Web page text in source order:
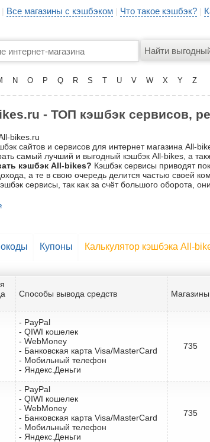
| Все магазины с кэшбэком | Что такое кэшбэк? |
N O P Q R S T U V W X Y Z
- ТОП кэшбэк сервисов,
bikes.ru
сайтов и сервисов для интернет магазина All-
самый лучший и выгодный кэшбэк All-bikes, а
кэшбэк All-bikes? Кэшбэк сервисы приводят
а те в свою очередь делится частью своей
сервисы, так как за счёт большого оборота,
Купоны Калькулятор кэшбэка All-
Способы вывода средств Магазины
- PayPal
- QIWI кошелек
- WebMoney
- Банковская карта Visa/MasterCard
- Мобильный телефон
- Яндекс.Деньги
735
- PayPal
- QIWI кошелек
- WebMoney
- Банковская карта Visa/MasterCard
- Мобильный телефон
- Яндекс.Деньги
735